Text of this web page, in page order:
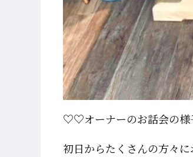
♡♡オーナーのお話会の
初日からたくさんの方々